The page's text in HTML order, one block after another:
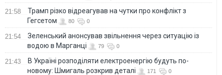
21:58
Трамп різко відреагував на чутки про конфлікт з
Гегсетом
80 0
21:54
Зеленський анонсував звільнення через ситуацію із
водою в Марганці
79 0
21:43
В Україні розподіляти електроенергію будуть по-
новому: Шмигаль розкрив деталі
171 0